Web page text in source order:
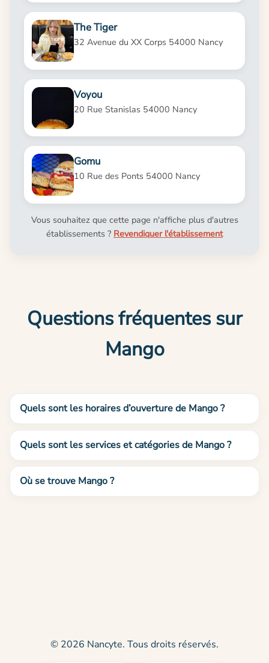
The Tiger
32 Avenue du XX Corps 54000 Nancy
Voyou
20 Rue Stanislas 54000 Nancy
Gomu
10 Rue des Ponts 54000 Nancy
Vous souhaitez que cette page n'affiche plus d'autres
établissements ? Revendiquer l'établissement
Questions fréquentes sur
Mango
Quels sont les horaires d’ouverture de Mango ?
Quels sont les services et catégories de Mango ?
Où se trouve Mango ?
© 2026 Nancyte. Tous droits réservés.